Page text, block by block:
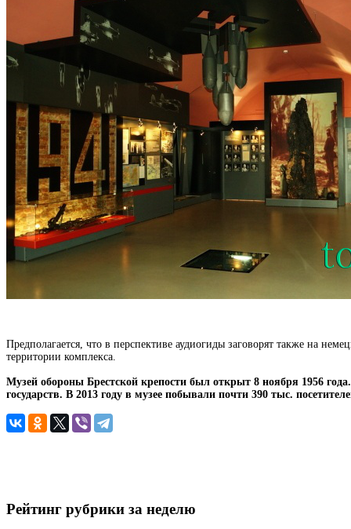
Предполагается, что в перспективе аудиогиды заговорят также на
территории комплекса.
Музей обороны Брестской крепости был открыт 8 ноября 1956
государств. В 2013 году в музее побывали почти 390 тыс.
Рейтинг рубрики за неделю